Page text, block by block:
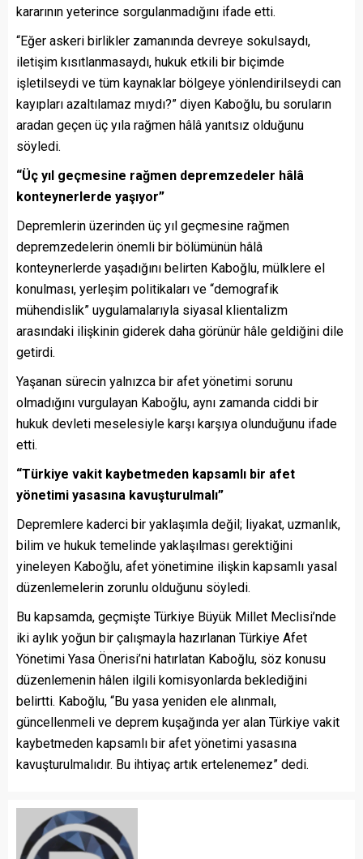
kararının yeterince sorgulanmadığını ifade etti.
“Eğer askeri birlikler zamanında devreye sokulsaydı,
iletişim kısıtlanmasaydı, hukuk etkili bir biçimde
işletilseydi ve tüm kaynaklar bölgeye yönlendirilseydi can
kayıpları azaltılamaz mıydı?” diyen Kaboğlu, bu soruların
aradan geçen üç yıla rağmen hâlâ yanıtsız olduğunu
söyledi.
“Üç yıl geçmesine rağmen depremzedeler hâlâ
konteynerlerde yaşıyor”
Depremlerin üzerinden üç yıl geçmesine rağmen
depremzedelerin önemli bir bölümünün hâlâ
konteynerlerde yaşadığını belirten Kaboğlu, mülklere el
konulması, yerleşim politikaları ve “demografik
mühendislik” uygulamalarıyla siyasal klientalizm
arasındaki ilişkinin giderek daha görünür hâle geldiğini dile
getirdi.
Yaşanan sürecin yalnızca bir afet yönetimi sorunu
olmadığını vurgulayan Kaboğlu, aynı zamanda ciddi bir
hukuk devleti meselesiyle karşı karşıya olunduğunu ifade
etti.
“Türkiye vakit kaybetmeden kapsamlı bir afet
yönetimi yasasına kavuşturulmalı”
Depremlere kaderci bir yaklaşımla değil; liyakat, uzmanlık,
bilim ve hukuk temelinde yaklaşılması gerektiğini
yineleyen Kaboğlu, afet yönetimine ilişkin kapsamlı yasal
düzenlemelerin zorunlu olduğunu söyledi.
Bu kapsamda, geçmişte Türkiye Büyük Millet Meclisi’nde
iki aylık yoğun bir çalışmayla hazırlanan Türkiye Afet
Yönetimi Yasa Önerisi’ni hatırlatan Kaboğlu, söz konusu
düzenlemenin hâlen ilgili komisyonlarda beklediğini
belirtti. Kaboğlu, “Bu yasa yeniden ele alınmalı,
güncellenmeli ve deprem kuşağında yer alan Türkiye vakit
kaybetmeden kapsamlı bir afet yönetimi yasasına
kavuşturulmalıdır. Bu ihtiyaç artık ertelenemez” dedi.